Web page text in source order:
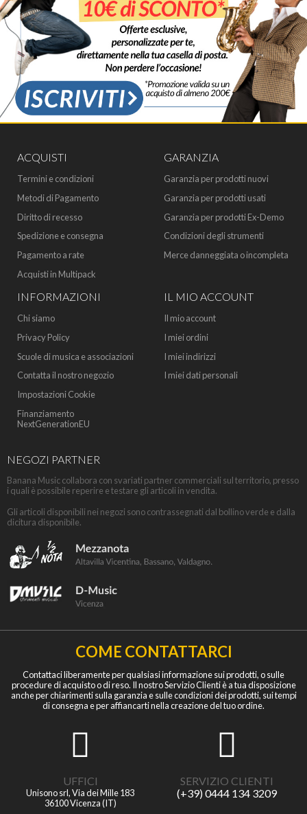
ACQUISTI
Termini e condizioni
Metodi di Pagamento
Diritto di recesso
Spedizione e consegna
Pagamento a rate
Acquisti in Multipack
GARANZIA
Garanzia per prodotti nuovi
Garanzia per prodotti usati
Garanzia per prodotti Ex-Demo
Condizioni degli strumenti
Merce danneggiata o incompleta
INFORMAZIONI
Chi siamo
Privacy Policy
Scuole di musica e associazioni
Contatta il nostro negozio
Impostazioni Cookie
Finanziamento
NextGenerationEU
IL MIO ACCOUNT
Il mio account
I miei ordini
I miei indirizzi
I miei dati personali
NEGOZI PARTNER
Banana Music collabora con svariati partner commerciali sul territorio, presso
i quali è possibile reperire e testare gli articoli in vendita.
Gli articoli disponibili nei negozi sono contrassegnati dal bollino verde e dalla
dicitura disponibile.
COME CONTATTARCI
Contattaci liberamente per qualsiasi informazione sui prodotti, o sulle
procedure di acquisto o di reso. Il nostro Servizio Clienti è a tua disposizione
anche per chiarimenti sulla garanzia e sulle condizioni dei prodotti, sui tempi
di consegna e per affiancarti nella creazione del tuo ordine.
UFFICI
Unisono srl, Via dei Mille 183
36100 Vicenza (IT)
SERVIZIO CLIENTI
(+39) 0444 134 3209